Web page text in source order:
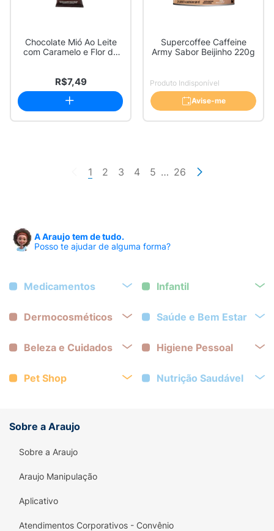
Chocolate Mió Ao Leite
com Caramelo e Flor de
R$7,49
Supercoffee Caffeine
Army Sabor Beijinho 220g
Produto Indisponível
Avise-me
1 2 3 4 5 … 26
A Araujo tem de tudo.
Posso te ajudar de alguma forma?
Medicamentos Infantil
Dermocosméticos Saúde e Bem Estar
Beleza e Cuidados Higiene Pessoal
Pet Shop Nutrição Saudável
Sobre a Araujo
Sobre a Araujo
Araujo Manipulação
Aplicativo
Atendimentos Corporativos - Convênio